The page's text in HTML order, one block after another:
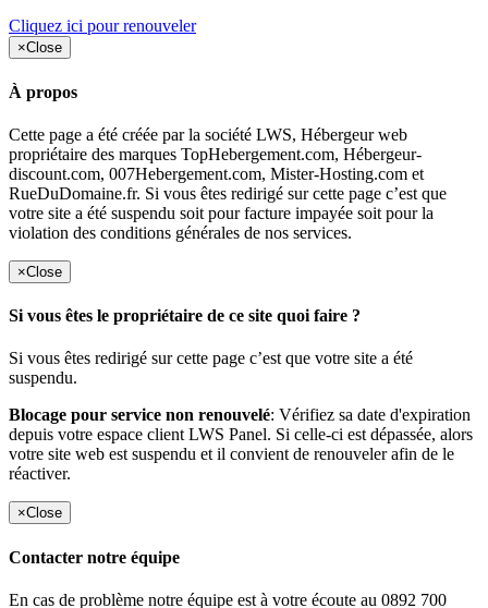
Cliquez ici pour renouveler
×Close
À propos
Cette page a été créée par la société LWS, Hébergeur web
propriétaire des marques TopHebergement.com, Hébergeur-
discount.com, 007Hebergement.com, Mister-Hosting.com et
RueDuDomaine.fr. Si vous êtes redirigé sur cette page c’est que
votre site a été suspendu soit pour facture impayée soit pour la
violation des conditions générales de nos services.
×Close
Si vous êtes le propriétaire de ce site quoi faire ?
Si vous êtes redirigé sur cette page c’est que votre site a été
suspendu.
Blocage pour service non renouvelé: Vérifiez sa date d'expiration
depuis votre espace client LWS Panel. Si celle-ci est dépassée, alors
votre site web est suspendu et il convient de renouveler afin de le
réactiver.
×Close
Contacter notre équipe
En cas de problème notre équipe est à votre écoute au 0892 700